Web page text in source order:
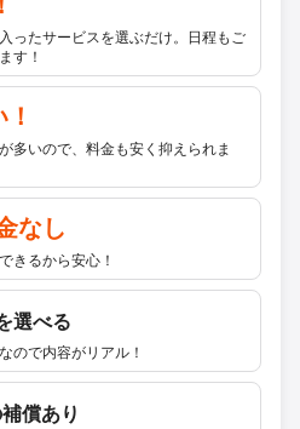
ったサービスを選ぶだけ。日程もご
す！
多いので、料金も安く抑えられま
なし
きるから安心！
選べる
ので内容がリアル！
償あり